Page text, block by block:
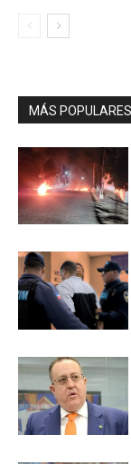
MÁS POPULARES